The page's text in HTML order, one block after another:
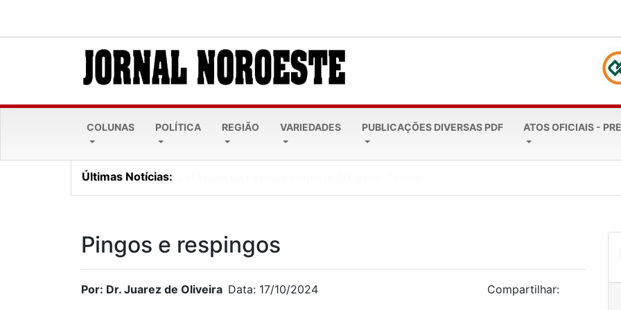
COLUNAS POLÍTICA REGIÃO VARIEDADES PUBLICAÇÕES DIVERSAS PDF ATOS OFICIAIS -
Últimas Notícias:
Pingos e respingos
Por: Dr. Juarez de Oliveira Data: 17/10/2024 Compartilhar: